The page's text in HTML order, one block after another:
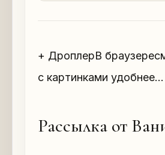
+ ДроплерВ
с картинками удобнее…
Рассылка от